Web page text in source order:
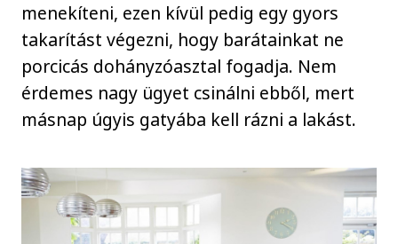
menekíteni, ezen kívül pedig egy gyors
takarítást végezni, hogy barátainkat ne
porcicás dohányzóasztal fogadja. Nem
érdemes nagy ügyet csinálni ebből, mert
másnap úgyis gatyába kell rázni a lakást.